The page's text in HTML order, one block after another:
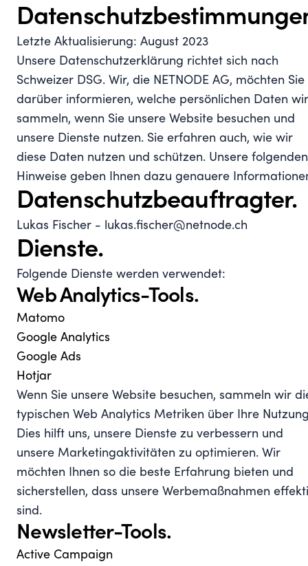
Letzte Aktualisierung: August 2023
Unsere Datenschutzerklärung richtet sich nach
Schweizer DSG. Wir, die NETNODE AG, möchten Sie
darüber informieren, welche persönlichen Daten wir
sammeln, wenn Sie unsere Website besuchen und
unsere Dienste nutzen. Sie erfahren auch, wie wir
diese Daten nutzen und schützen. Unsere folgenden
Hinweise geben Ihnen dazu genauere
Datenschutzbeauftragter.
Lukas Fischer - lukas.fischer@netnode.ch
Dienste.
Folgende Dienste werden verwendet:
Web Analytics-Tools.
Matomo
Google Analytics
Google Ads
Hotjar
Wenn Sie unsere Website besuchen, sammeln wir
typischen Web Analytics Metriken über Ihre
Dies hilft uns, unsere Dienste zu verbessern und
unsere Marketingaktivitäten zu optimieren. Wir
möchten Ihnen so die beste Erfahrung bieten und
sicherstellen, dass unsere Werbemaßnahmen
sind.
Newsletter-Tools.
Active Campaign